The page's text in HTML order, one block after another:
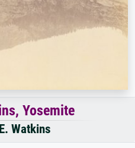
Yosemite
Watkins